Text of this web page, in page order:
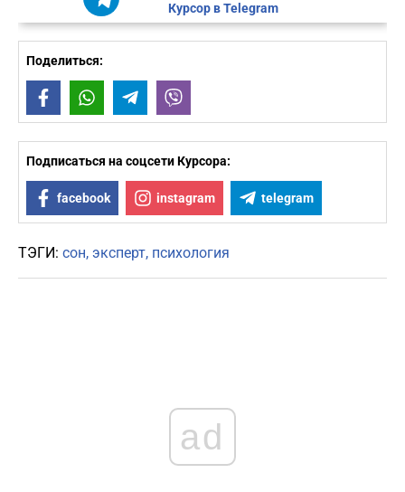
Курсор в Telegram
Поделиться:
FacebookWhatsAppTelegram
Подписаться на соцсети Курсора:
facebook instagram telegram
ТЭГИ: сон эксперт психология
ad